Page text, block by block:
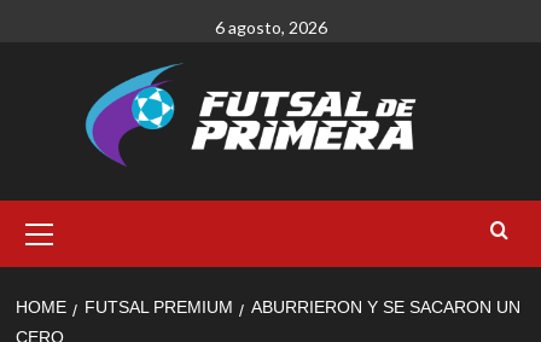
6 agosto, 2026
Menu
HOME FUTSAL PREMIUM
ABURRIERON Y SE SACARON UN
CERO